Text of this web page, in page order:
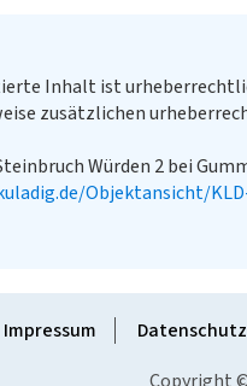
Inhalt ist
zusätzlichen
Würden 2 bei
Objektansicht/
Impressum Datenschutz